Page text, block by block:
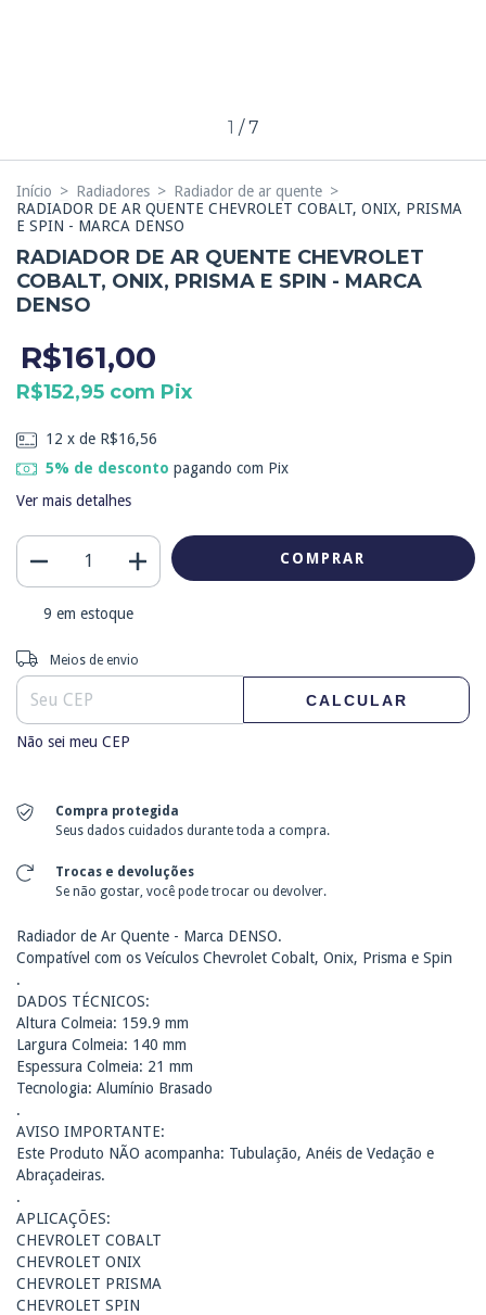
1 /7
Início > Radiadores > Radiador de ar quente >
RADIADOR DE AR QUENTE CHEVROLET COBALT, ONIX, PRISMA
E SPIN - MARCA DENSO
RADIADOR DE AR QUENTE CHEVROLET
COBALT, ONIX, PRISMA E SPIN - MARCA
DENSO
R$161,00
R$152,95 com Pix
12 x de R$16,56
5% de desconto pagando com Pix
Ver mais detalhes
9 em estoque
Entregas para o CEP:
Meios de envio
CALCULAR
Não sei meu CEP
Compra protegida
Seus dados cuidados durante toda a compra.
Trocas e devoluções
Se não gostar, você pode trocar ou devolver.
Radiador de Ar Quente - Marca DENSO.
Compatível com os Veículos Chevrolet Cobalt, Onix, Prisma e Spin
.
DADOS TÉCNICOS:
Altura Colmeia: 159.9 mm
Largura Colmeia: 140 mm
Espessura Colmeia: 21 mm
Tecnologia: Alumínio Brasado
.
AVISO IMPORTANTE:
Este Produto NÃO acompanha: Tubulação, Anéis de Vedação e
Abraçadeiras.
.
APLICAÇÕES:
CHEVROLET COBALT
CHEVROLET ONIX
CHEVROLET PRISMA
CHEVROLET SPIN